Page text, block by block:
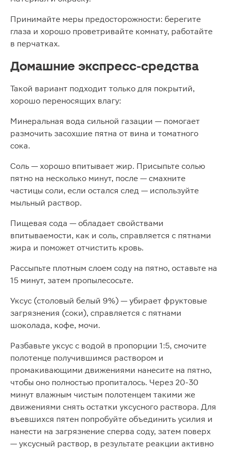
Принимайте меры предосторожности: берегите
глаза и хорошо проветривайте комнату, работайте
в перчатках.
Домашние экспресс-средства
Такой вариант подходит только для покрытий,
хорошо переносящих влагу:
Минеральная вода сильной газации — помогает
размочить засохшие пятна от вина и томатного
сока.
Соль — хорошо впитывает жир. Присыпьте солью
пятно на несколько минут, после — смахните
частицы соли, если остался след — используйте
мыльный раствор.
Пищевая сода — обладает свойствами
впитываемости, как и соль, справляется с пятнами
жира и поможет отчистить кровь.
Рассыпьте плотным слоем соду на пятно, оставьте на
15 минут, затем пропылесосьте.
Уксус (столовый белый 9%) — убирает фруктовые
загрязнения (соки), справляется с пятнами
шоколада, кофе, мочи.
Разбавьте уксус с водой в пропорции 1:5, смочите
полотенце получившимся раствором и
промакивающими движениями нанесите на пятно,
чтобы оно полностью пропиталось. Через 20-30
минут влажным чистым полотенцем такими же
движениями снять остатки уксусного раствора. Для
въевшихся пятен попробуйте объединить усилия и
нанести на загрязнение сперва соду, затем поверх
— уксусный раствор, в результате реакции активно